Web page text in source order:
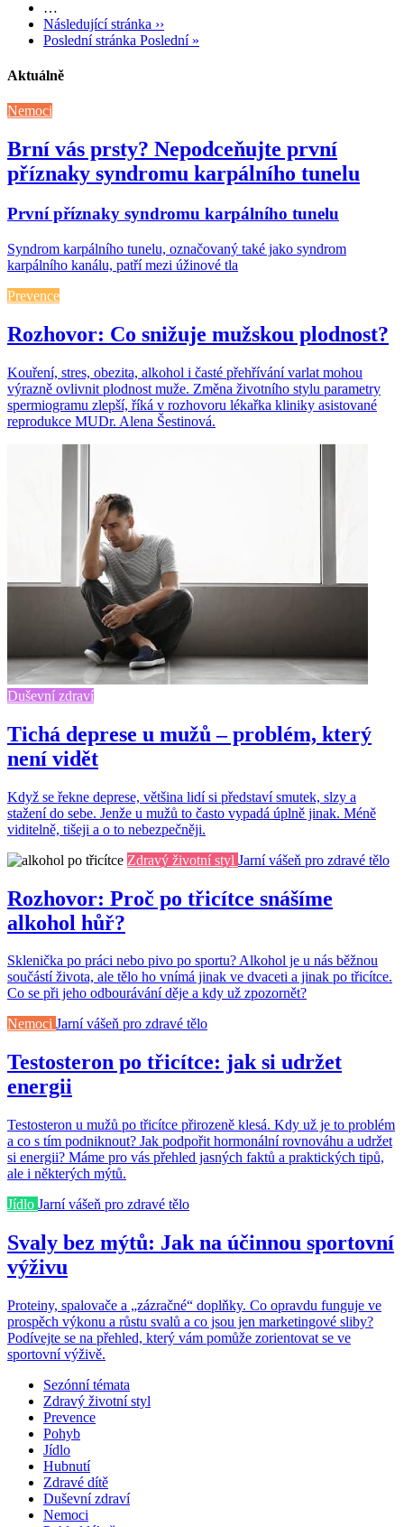
…
Následující stránka ››
Poslední stránka Poslední »
Aktuálně
Nemoci
Brní vás prsty? Nepodceňujte první
příznaky syndromu karpálního tunelu
První příznaky syndromu karpálního tunelu
Syndrom karpálního tunelu, označovaný také jako syndrom
karpálního kanálu, patří mezi úžinové tla
Prevence
Rozhovor: Co snižuje mužskou plodnost?
Kouření, stres, obezita, alkohol i časté přehřívání varlat mohou
výrazně ovlivnit plodnost muže. Změna životního stylu parametry
spermiogramu zlepší, říká v rozhovoru lékařka kliniky asistované
reprodukce MUDr. Alena Šestinová.
Duševní zdraví
Tichá deprese u mužů – problém, který
není vidět
Když se řekne deprese, většina lidí si představí smutek, slzy a
stažení do sebe. Jenže u mužů to často vypadá úplně jinak. Méně
viditelně, tišeji a o to nebezpečněji.
Zdravý životní styl Jarní vášeň pro zdravé tělo
Rozhovor: Proč po třicítce snášíme
alkohol hůř?
Sklenička po práci nebo pivo po sportu? Alkohol je u nás běžnou
součástí života, ale tělo ho vnímá jinak ve dvaceti a jinak po třicítce.
Co se při jeho odbourávání děje a kdy už zpozornět?
Nemoci Jarní vášeň pro zdravé tělo
Testosteron po třicítce: jak si udržet
energii
Testosteron u mužů po třicítce přirozeně klesá. Kdy už je to problém
a co s tím podniknout? Jak podpořit hormonální rovnováhu a udržet
si energii? Máme pro vás přehled jasných faktů a praktických tipů,
ale i některých mýtů.
Jídlo Jarní vášeň pro zdravé tělo
Svaly bez mýtů: Jak na účinnou sportovní
výživu
Proteiny, spalovače a „zázračné“ doplňky. Co opravdu funguje ve
prospěch výkonu a růstu svalů a co jsou jen marketingové sliby?
Podívejte se na přehled, který vám pomůže zorientovat se ve
sportovní výživě.
Sezónní témata
Zdravý životní styl
Prevence
Pohyb
Jídlo
Hubnutí
Zdravé dítě
Duševní zdraví
Nemoci